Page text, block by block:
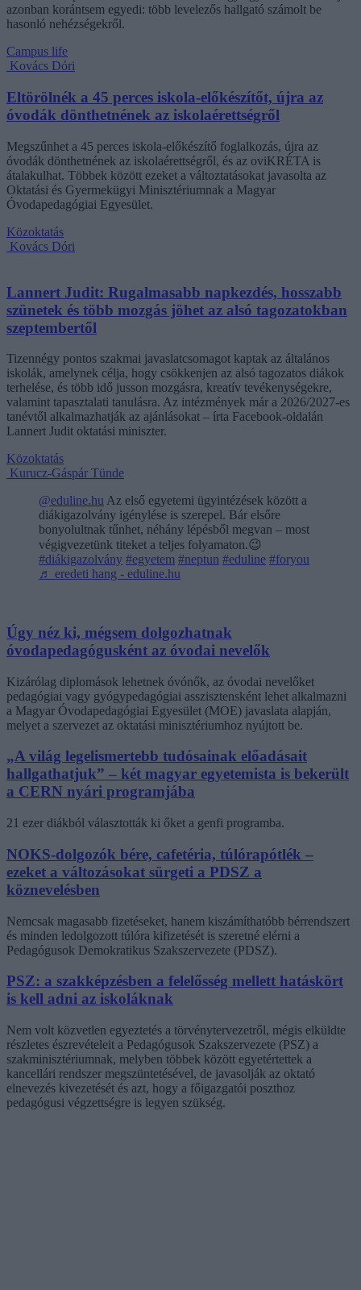
azonban korántsem egyedi: több levelezős hallgató számolt be
hasonló nehézségekről.
Campus life
Kovács Dóri
Eltörölnék a 45 perces iskola-előkészítőt, újra az
óvodák dönthetnének az iskolaérettségről
Megszűnhet a 45 perces iskola-előkészítő foglalkozás, újra az
óvodák dönthetnének az iskolaérettségről, és az oviKRÉTA is
átalakulhat. Többek között ezeket a változtatásokat javasolta az
Oktatási és Gyermekügyi Minisztériumnak a Magyar
Óvodapedagógiai Egyesület.
Közoktatás
Kovács Dóri
Lannert Judit: Rugalmasabb napkezdés, hosszabb
szünetek és több mozgás jöhet az alsó tagozatokban
szeptembertől
Tizennégy pontos szakmai javaslatcsomagot kaptak az általános
iskolák, amelynek célja, hogy csökkenjen az alsó tagozatos diákok
terhelése, és több idő jusson mozgásra, kreatív tevékenységekre,
valamint tapasztalati tanulásra. Az intézmények már a 2026/2027-es
tanévtől alkalmazhatják az ajánlásokat – írta Facebook-oldalán
Lannert Judit oktatási miniszter.
Közoktatás
Kurucz-Gáspár Tünde
@eduline.hu Az első egyetemi ügyintézések között a
diákigazolvány igénylése is szerepel. Bár elsőre
bonyolultnak tűnhet, néhány lépésből megvan – most
végigvezetünk titeket a teljes folyamaton.😉
#diákigazolvány #egyetem #neptun #eduline #foryou
♬ eredeti hang - eduline.hu
Úgy néz ki, mégsem dolgozhatnak
óvodapedagógusként az óvodai nevelők
Kizárólag diplomások lehetnek óvónők, az óvodai nevelőket
pedagógiai vagy gyógypedagógiai asszisztensként lehet alkalmazni
a Magyar Óvodapedagógiai Egyesület (MOE) javaslata alapján,
melyet a szervezet az oktatási minisztériumhoz nyújtott be.
„A világ legelismertebb tudósainak előadásait
hallgathatjuk” – két magyar egyetemista is bekerült
a CERN nyári programjába
21 ezer diákból választották ki őket a genfi programba.
NOKS-dolgozók bére, cafetéria, túlórapótlék –
ezeket a változásokat sürgeti a PDSZ a
köznevelésben
Nemcsak magasabb fizetéseket, hanem kiszámíthatóbb bérrendszert
és minden ledolgozott túlóra kifizetését is szeretné elérni a
Pedagógusok Demokratikus Szakszervezete (PDSZ).
PSZ: a szakképzésben a felelősség mellett hatáskört
is kell adni az iskoláknak
Nem volt közvetlen egyeztetés a törvénytervezetről, mégis elküldte
részletes észrevételeit a Pedagógusok Szakszervezete (PSZ) a
szakminisztériumnak, melyben többek között egyetértettek a
kancellári rendszer megszüntetésével, de javasolják az oktató
elnevezés kivezetését és azt, hogy a főigazgatói poszthoz
pedagógusi végzettségre is legyen szükség.